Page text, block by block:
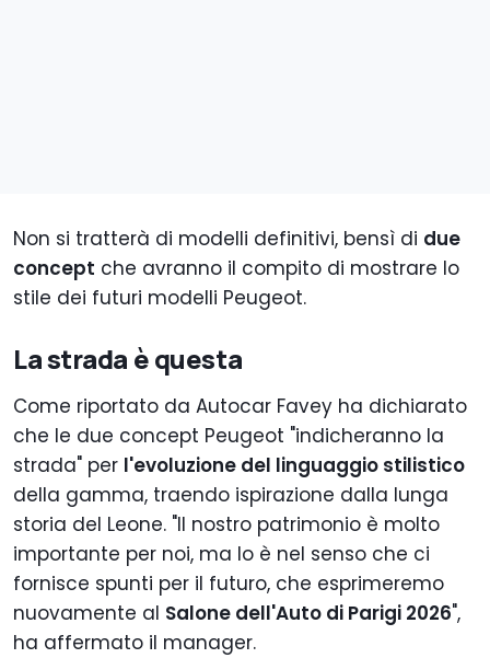
Non si tratterà di modelli definitivi, bensì di due
concept che avranno il compito di mostrare lo
stile dei futuri modelli Peugeot.
La strada è questa
Come riportato da Autocar Favey ha dichiarato
che le due concept Peugeot "indicheranno la
strada" per l'evoluzione del linguaggio stilistico
della gamma, traendo ispirazione dalla lunga
storia del Leone. "Il nostro patrimonio è molto
importante per noi, ma lo è nel senso che ci
fornisce spunti per il futuro, che esprimeremo
nuovamente al Salone dell'Auto di Parigi 2026",
ha affermato il manager.